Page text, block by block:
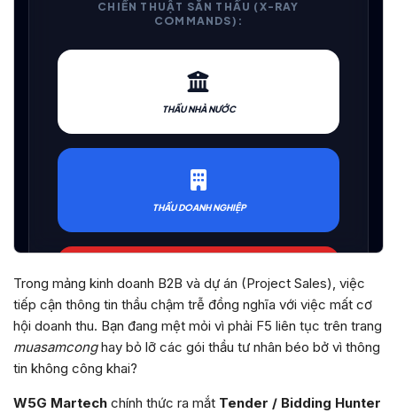
Trong mảng kinh doanh B2B và dự án (Project Sales), việc
tiếp cận thông tin thầu chậm trễ đồng nghĩa với việc mất cơ
hội doanh thu. Bạn đang mệt mỏi vì phải F5 liên tục trên trang
muasamconghay bỏ lỡ các gói thầu tư nhân béo bở vì thông
tin không công khai?
W5G Martech chính thức ra mắt Tender / Bidding Hunter